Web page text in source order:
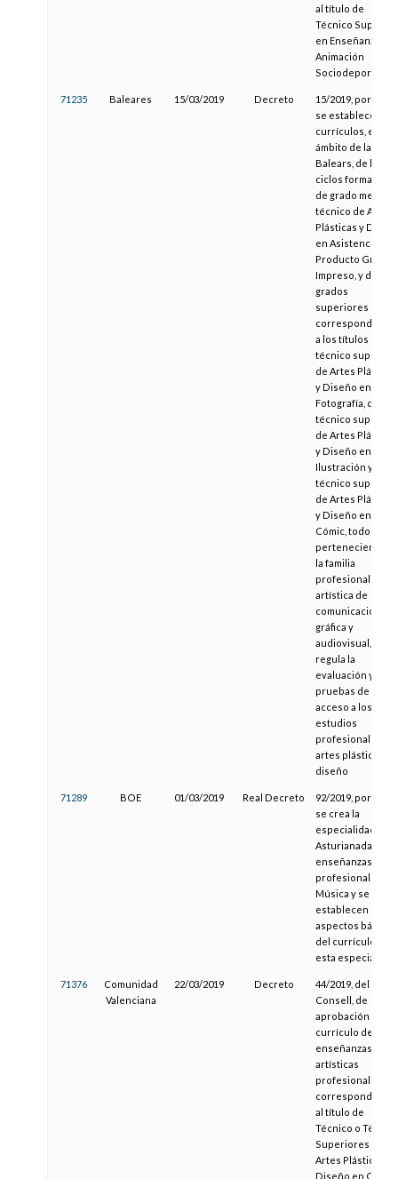
al título de
Técnico Superior
en Enseñanza y
Animación
Sociodeportiva
71235 Baleares 15/03/2019 Decreto
15/2019, por el
se establecen los
currículos, en el
ámbito de las Illes
Balears, de los
ciclos formativos
de grado medio
técnico de Artes
Plásticas y
en Asistencia al
Producto Gráfico
Impreso, y de los
grados
superiores
a los títulos de
técnico superior
de Artes Plásticas
y Diseño en
Fotografía, de
técnico superior
de Artes Plásticas
y Diseño en
Ilustración y de
técnico superior
de Artes Plásticas
y Diseño en
Cómic, todos
pertenecientes a
la familia
profesional
artística de
comunicación
gráfica y
audiovisual, y se
regula la
evaluación y las
pruebas de
acceso a los
estudios
profesionales de
artes plásticas y
diseño
71289 BOE 01/03/2019 Real Decreto
92/2019, por el
se crea la
especialidad de
Asturianada en
enseñanzas
profesionales de
Música y se
establecen los
aspectos básicos
del currículo de
esta especialidad
71376
Comunidad
Valenciana
22/03/2019 Decreto
44/2019, del
Consell, de
aprobación del
currículo de las
enseñanzas
artísticas
profesionales
al título de
Técnico o Técnica
Superiores de
Artes Plásticas y
Diseño en Cómic